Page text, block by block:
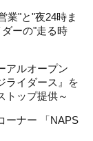
業"と"夜24時ま
ーの"走る時
アルオープン
ライダース』を
トップ提供～
ーナー 「NAPS